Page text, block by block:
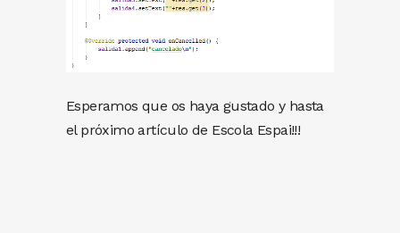
Esperamos que os haya gustado y hasta
el próximo artículo de Escola Espai!!!